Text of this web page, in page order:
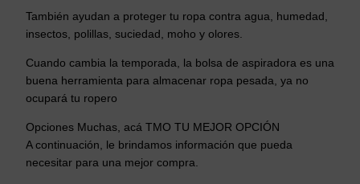
a
r
o
p
a
R
e
d
También ayudan a proteger tu ropa contra agua, humedad,
insectos, polillas, suciedad, moho y olores.
Cuando cambia la temporada, la bolsa de aspiradora es una
buena herramienta para almacenar ropa pesada, ya no
ocupará tu ropero
Opciones Muchas, acá TMO TU MEJOR OPCIÓN
A continuación, le brindamos información que pueda
necesitar para una mejor compra.